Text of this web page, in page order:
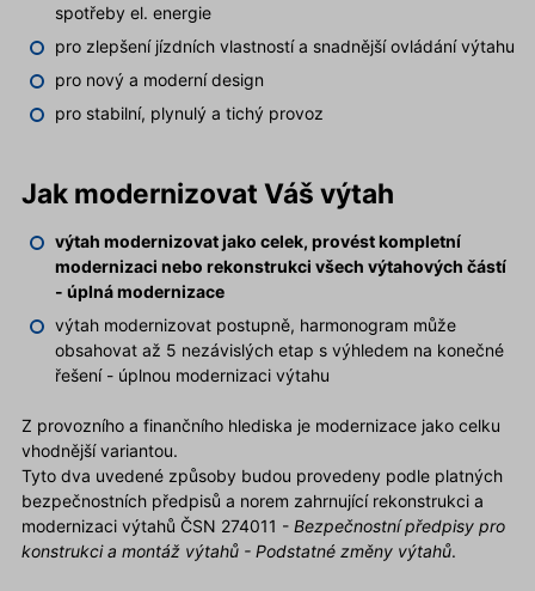
spotřeby el. energie
pro zlepšení jízdních vlastností a snadnější ovládání výtahu
pro nový a moderní design
pro stabilní, plynulý a tichý provoz
Jak modernizovat Váš výtah
výtah modernizovat jako celek, provést kompletní
modernizaci nebo rekonstrukci všech výtahových částí
- úplná modernizace
výtah modernizovat postupně, harmonogram může
obsahovat až 5 nezávislých etap s výhledem na konečné
řešení - úplnou modernizaci výtahu
Z provozního a finančního hlediska je modernizace jako celku
vhodnější variantou.
Tyto dva uvedené způsoby budou provedeny podle platných
bezpečnostních předpisů a norem zahrnující rekonstrukci a
modernizaci výtahů ČSN 274011 - Bezpečnostní předpisy pro
konstrukci a montáž výtahů - Podstatné změny výtahů.